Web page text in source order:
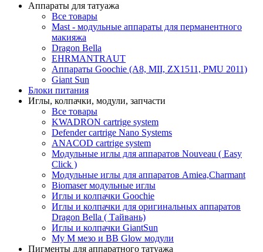
Аппараты для татуажа
Все товары
Mast - модульные аппараты для перманентного
макияжа
Dragon Bella
EHRMANTRAUT
Аппараты Goochie (A8, MII, ZX1511, PMU 2011)
Giant Sun
Блоки питания
Иглы, колпачки, модули, запчасти
Все товары
KWADRON cartrige system
Defender cartrige Nano Systems
ANACOD cartrige system
Модульные иглы для аппаратов Nouveau ( Easy
Click )
Модульные иглы для аппаратов Amiea,Charmant
Biomaser модульные иглы
Иглы и колпачки Goochie
Иглы и колпачки для оригинальных аппаратов
Dragon Bella ( Тайвань)
Иглы и колпачки GiantSun
My M мезо и BB Glow модули
Пигменты для аппаратного татуажа